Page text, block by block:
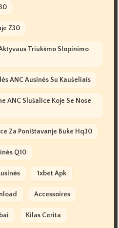
Z30
Triukšmo Slopinimo
ANC Ausinės Su Kaušeliais
ANC Slušalice Koje Se Nose
Za Poništavanje Buke Hq30
Q10
1xbet Apk
Accessoires
Kilas Cerita